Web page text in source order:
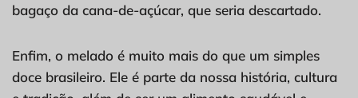
bagaço da cana-de-açúcar, que seria descartado.
Enfim, o melado é muito mais do que um simples
doce brasileiro. Ele é parte da nossa história, cultura